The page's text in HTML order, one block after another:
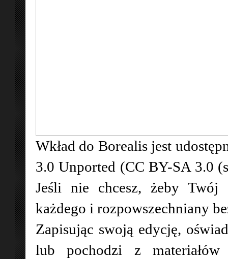
Wkład do Borealis jest
3.0 Unported (CC BY-SA 3.0
Jeśli nie chcesz, żeby Twój
każdego i rozpowszechniany
Zapisując swoją edycję,
lub pochodzi z